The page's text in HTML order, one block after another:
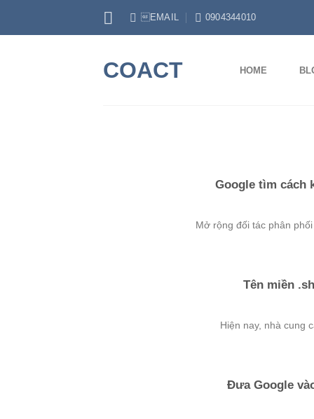
EMAIL 0904344010
COACT HOME
Google tìm cách
Mở rộng đối tác phân
Tên miền
Hiện nay, nhà cung
Đưa Google